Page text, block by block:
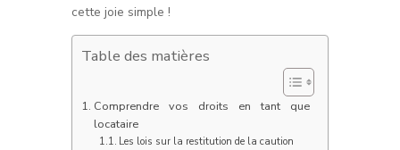
cette joie simple !
Table des matières
Comprendre vos droits en tant que
locataire
Les lois sur la restitution de la caution